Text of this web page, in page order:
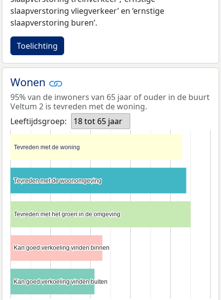
slaapverstoring vliegverkeer’ en ‘ernstige
slaapverstoring buren’.
Toelichting
Wonen
95% van de inwoners van 65 jaar of ouder in de buurt
Veltum 2 is tevreden met de woning.
Leeftijdsgroep:
18 tot 65 jaar
Tevreden met de woning
Tevreden met de woning
Tevreden met de woonomgeving
Tevreden met de woonomgeving
Tevreden met het groen in de omgeving
Tevreden met het groen in de omgeving
Kan goed verkoeling vinden binnen
Kan goed verkoeling vinden binnen
Kan goed verkoeling vinden buiten
Kan goed verkoeling vinden buiten